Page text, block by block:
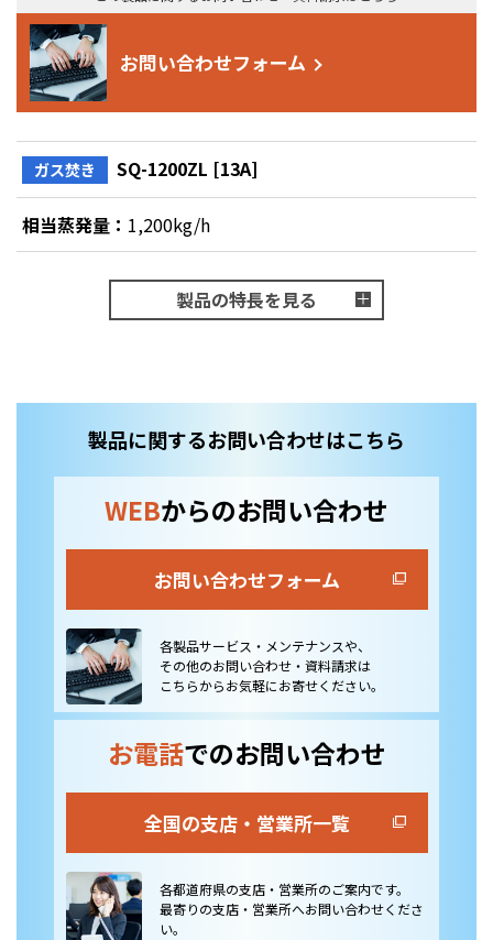
お問い合わせフォーム
ガス焚き SQ-1200ZL [13A]
相当蒸発量： 1,200kg/h
製品の特長を見る
製品に関するお問い合わせはこちら
WEBからのお問い合わせ
お問い合わせフォーム
各製品サービス・メンテナンスや、
その他のお問い合わせ・資料請求は
こちらからお気軽にお寄せください。
お電話でのお問い合わせ
全国の支店・営業所一覧
各都道府県の支店・営業所のご案内です。
最寄りの支店・営業所へお問い合わせくださ
い。